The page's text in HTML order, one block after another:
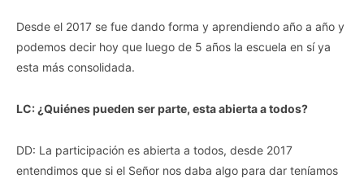
Desde el 2017 se fue dando forma y aprendiendo año a año y
podemos decir hoy que luego de 5 años la escuela en sí ya
esta más consolidada.
LC: ¿Quiénes pueden ser parte, esta abierta a todos?
DD: La participación es abierta a todos, desde 2017
entendimos que si el Señor nos daba algo para dar teníamos